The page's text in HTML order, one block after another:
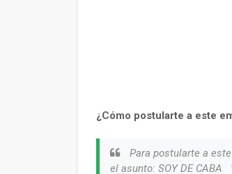
¿Cómo postularte a este
Para postularte a
el asunto: SOY DE CABA